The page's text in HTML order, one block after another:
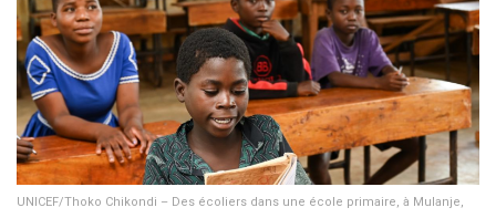
UNICEF/Thoko Chikondi – Des écoliers dans une école primaire, à Mulanje,